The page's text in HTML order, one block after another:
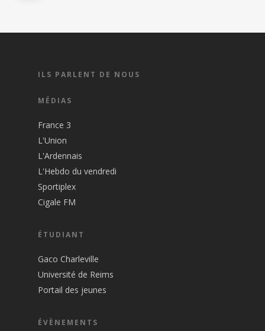
ILS PARLENT DE NOUS
MÉDIAS
France 3
L'Union
L'Ardennais
L'Hebdo du vendredi
Sportiplex
Cigale FM
ÉTUDIANT
Gaco Charleville
Université de Reims
Portail des jeunes
ÉVÈNEMENTS